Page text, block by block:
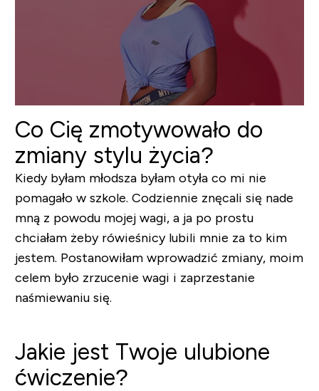
Co Cię zmotywowało do
zmiany stylu życia?
Kiedy byłam młodsza byłam otyła co mi nie
pomagało w szkole. Codziennie znęcali się nade
mną z powodu mojej wagi, a ja po prostu
chciałam żeby rówieśnicy lubili mnie za to kim
jestem. Postanowiłam wprowadzić zmiany, moim
celem było zrzucenie wagi i zaprzestanie
naśmiewaniu się.
Jakie jest Twoje ulubione
ćwiczenie?